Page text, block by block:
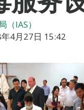
（IAS）
4月27日 15:42